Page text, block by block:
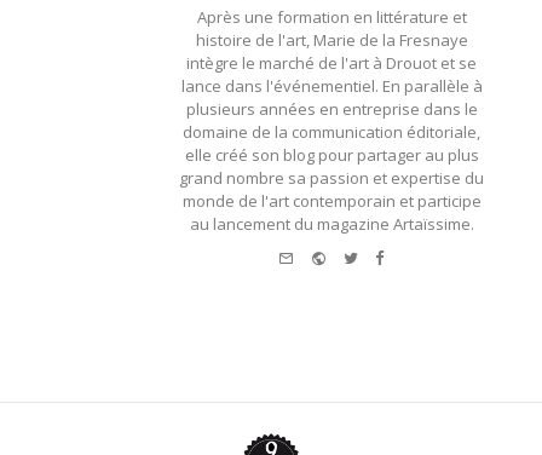
Après une formation en littérature et
histoire de l'art, Marie de la Fresnaye
intègre le marché de l'art à Drouot et se
lance dans l'événementiel. En parallèle à
plusieurs années en entreprise dans le
domaine de la communication éditoriale,
elle créé son blog pour partager au plus
grand nombre sa passion et expertise du
monde de l'art contemporain et participe
au lancement du magazine Artaïssime.
e-mail Website
TwitterFacebook